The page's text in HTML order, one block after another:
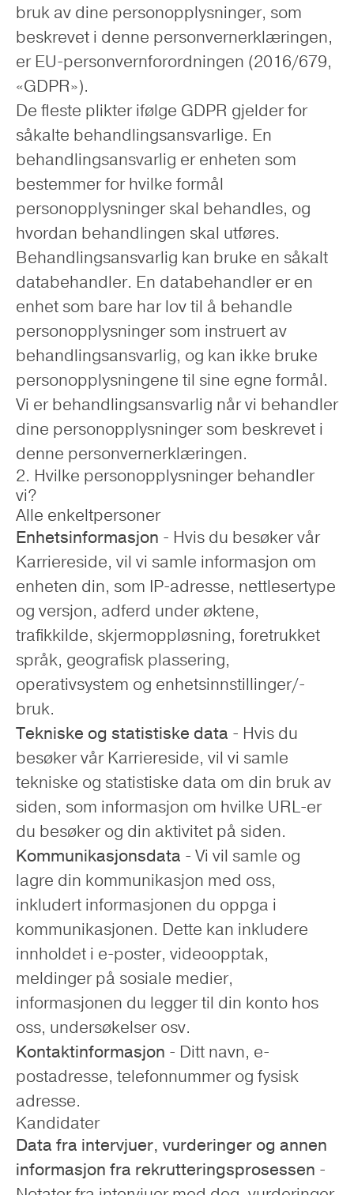
bruk av dine personopplysninger, som
beskrevet i denne personvernerklæringen,
er EU-personvernforordningen (2016/679,
«GDPR»).
De fleste plikter ifølge GDPR gjelder for
såkalte behandlingsansvarlige. En
behandlingsansvarlig er enheten som
bestemmer for hvilke formål
personopplysninger skal behandles, og
hvordan behandlingen skal utføres.
Behandlingsansvarlig kan bruke en såkalt
databehandler. En databehandler er en
enhet som bare har lov til å behandle
personopplysninger som instruert av
behandlingsansvarlig, og kan ikke bruke
personopplysningene til sine egne formål.
Vi er behandlingsansvarlig når vi behandler
dine personopplysninger som beskrevet i
denne personvernerklæringen.
2. Hvilke personopplysninger behandler
vi?
Alle enkeltpersoner
Enhetsinformasjon - Hvis du besøker vår
Karriereside, vil vi samle informasjon om
enheten din, som IP-adresse, nettlesertype
og versjon, adferd under øktene,
trafikkilde, skjermoppløsning, foretrukket
språk, geografisk plassering,
operativsystem og enhetsinnstillinger/-
bruk.
Tekniske og statistiske data - Hvis du
besøker vår Karriereside, vil vi samle
tekniske og statistiske data om din bruk av
siden, som informasjon om hvilke URL-er
du besøker og din aktivitet på siden.
Kommunikasjonsdata - Vi vil samle og
lagre din kommunikasjon med oss,
inkludert informasjonen du oppga i
kommunikasjonen. Dette kan inkludere
innholdet i e-poster, videoopptak,
meldinger på sosiale medier,
informasjonen du legger til din konto hos
oss, undersøkelser osv.
Kontaktinformasjon - Ditt navn, e-
postadresse, telefonnummer og fysisk
adresse.
Kandidater
Data fra intervjuer, vurderinger og annen
informasjon fra rekrutteringsprosessen -